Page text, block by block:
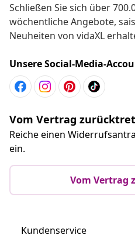
Schließen Sie sich über
wöchentliche Angebote,
Neuheiten von vidaXL
Unsere Social-Media-
Vom Vertrag
Reiche einen
ein.
Vom Vertrag
Kundenservice